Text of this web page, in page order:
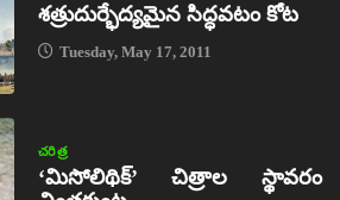
శత్రుదుర్భేద్యమైన సిద్ధవటం కోట
Tuesday, May 17, 2011
చరిత్ర
‘మిసోలిథిక్‌’ చిత్రాల స్థావరం